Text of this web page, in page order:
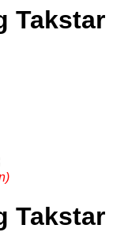
Takstar
Takstar